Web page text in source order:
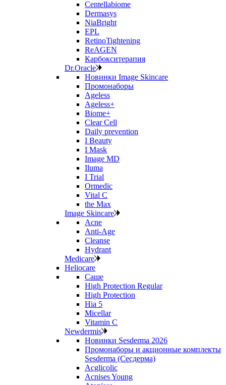
Centellabiome
Dermasys
NiaBright
EPL
RetinoTightening
ReAGEN
Карбокситерапия
Dr.Oracle
Новинки Image Skincare
Промонаборы
Ageless
Ageless+
Biome+
Clear Cell
Daily prevention
I Beauty
I Mask
Image MD
Iluma
I Trial
Ormedic
Vital C
the Max
Image Skincare
Acne
Anti‑Age
Cleanse
Hydrant
Medicare
Heliocare
Саше
High Protection Regular
High Protection
Hia 5
Micellar
Vitamin C
Newdermis
Новинки Sesderma 2026
Промонаборы и акционные комплекты
Sesderma (Сесдерма)
Acglicolic
Acnises Young